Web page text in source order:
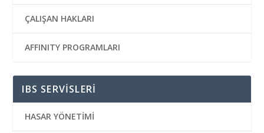
ÇALIŞAN HAKLARI
AFFINITY PROGRAMLARI
IBS SERVİSLERİ
HASAR YÖNETİMİ